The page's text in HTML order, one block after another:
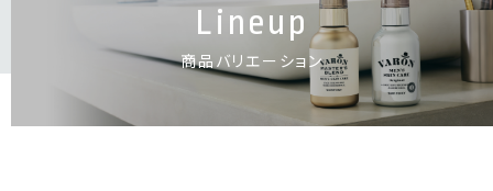
Lineup
商品バリエーション